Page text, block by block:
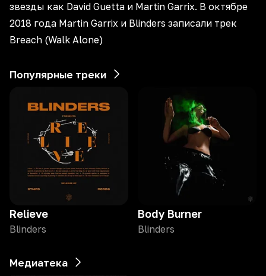
звезды как David Guetta и Martin Garrix. В октябре
2018 года Martin Garrix и Blinders записали трек
Breach (Walk Alone)
Популярные треки
Relieve
Blinders
Body Burner
Blinders
Медиатека